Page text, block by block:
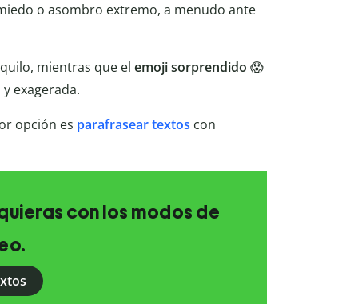
o asombro extremo, a menudo ante
mientras que el emoji sorprendido 😱
exagerada.
opción es parafrasear textos con
con los modos de